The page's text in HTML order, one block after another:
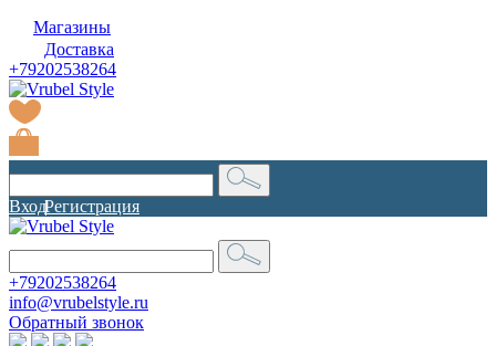
Магазины
Доставка
+79202538264
Вход|
Регистрация
+79202538264
info@vrubelstyle.ru
Обратный звонок